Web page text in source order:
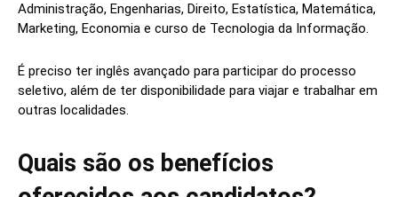
Administração, Engenharias, Direito, Estatística, Matemática,
Marketing, Economia e curso de Tecnologia da Informação.
É preciso ter inglês avançado para participar do processo
seletivo, além de ter disponibilidade para viajar e trabalhar em
outras localidades.
Quais são os benefícios